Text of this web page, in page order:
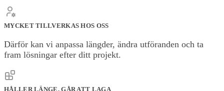
MYCKET TILLVERKAS HOS OSS
Därför kan vi anpassa längder, ändra utföranden och ta
fram lösningar efter ditt projekt.
HÅLLER LÄNGE. GÅR ATT LAGA